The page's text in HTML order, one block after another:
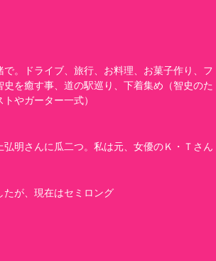
。ドライブ、旅行、お料理、お菓子作り、フ
史を癒す事、道の駅巡り、下着集め（智史のた
やガーター一式）
明さんに瓜二つ。私は元、女優のＫ・Ｔさん
たが、現在はセミロング